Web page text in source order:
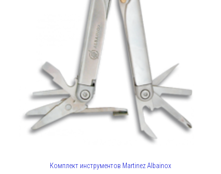
Комплект инструментов Martinez Albainox